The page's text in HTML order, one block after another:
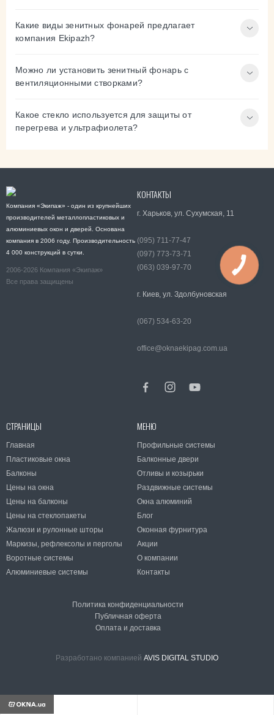
Какие виды зенитных фонарей предлагает
компания Ekipazh?
Можно ли установить зенитный фонарь с
вентиляционными створками?
Какое стекло используется для защиты от
перегрева и ультрафиолета?
Компания «Экипаж» - один из крупнейших
производителей металлопластиковых и
алюминиевых окон и дверей. Основана
компания в 2006 году. Производительность
4 000 конструкций в сутки.
2006-2026 Компания «Экипаж»
Все права защищены
СТРАНИЦЫ
Главная
Пластиковые окна
Балконы
Цены на окна
Цены на балконы
Цены на стеклопакеты
Жалюзи и рулонные шторы
Маркизы, рефлексолы и перголы
Воротные системы
Алюминиевые системы
МЕНЮ
Профильные системы
Балконные двери
Отливы и козырьки
Раздвижные системы
Окна алюминий
Блог
Оконная фурнитура
Акции
О компании
Контакты
КОНТАКТЫ
г. Харьков, ул. Сухумская, 11
(095) 711-77-47
(097) 773-73-71
(063) 039-97-70
г. Киев, ул. Здолбуновская
(067) 534-63-20
office@oknaekipag.com.ua
Политика конфиденциальности
Публичная оферта
Оплата и доставка
Разработано компанией AVIS DIGITAL STUDIO